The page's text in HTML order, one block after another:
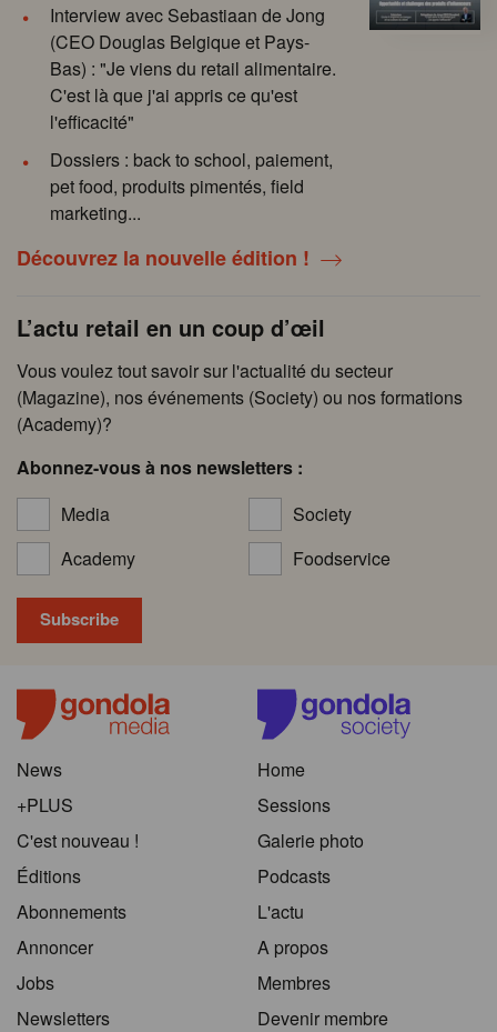
Interview avec Sebastiaan de Jong
(CEO Douglas Belgique et Pays-
Bas) : "Je viens du retail alimentaire.
C'est là que j'ai appris ce qu'est
l'efficacité"
Dossiers : back to school, paiement,
pet food, produits pimentés, field
marketing...
Découvrez la nouvelle édition !
L’actu retail en un coup d’œil
Vous voulez tout savoir sur l'actualité du secteur
(Magazine), nos événements (Society) ou nos formations
(Academy)?
Abonnez-vous à nos newsletters :
Media
Society
Academy
Foodservice
News
+PLUS
C'est nouveau !
Éditions
Abonnements
Annoncer
Jobs
Newsletters
Home
Sessions
Galerie photo
Podcasts
L'actu
A propos
Membres
Devenir membre